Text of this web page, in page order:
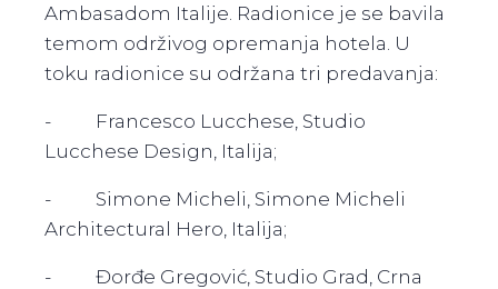
Ambasadom Italije. Radionice je se bavila
temom održivog opremanja hotela. U
toku radionice su održana tri predavanja:
- Francesco Lucchese, Studio
Lucchese Design, Italija;
- Simone Micheli, Simone Micheli
Architectural Hero, Italija;
- Đorđe Gregović, Studio Grad, Crna